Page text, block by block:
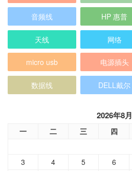
音频线 HP 惠普
天线 网络
micro usb 电源插头
数据线 DELL戴尔
2026年8月
一 二 三 四
3
4 5 6